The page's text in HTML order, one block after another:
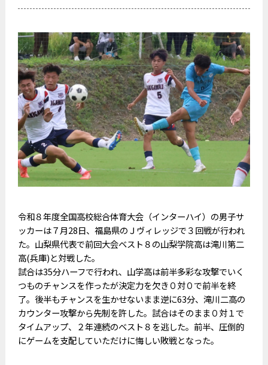
令和８年度全国高校総合体育大会（インターハイ）の男子サ
ッカーは７月28日、福島県のＪヴィレッジで３回戦が行われ
た。山梨県代表で前回大会ベスト８の山梨学院高は滝川第二
高(兵庫)と対戦した。
試合は35分ハーフで行われ、山学高は前半多彩な攻撃でいく
つものチャンスを作ったが決定力を欠き０対０で前半を終
了。後半もチャンスを生かせないまま逆に63分、滝川二高の
カウンター攻撃から先制を許した。試合はそのまま０対１で
タイムアップ、２年連続のベスト８を逃した。前半、圧倒的
にゲームを支配していただけに悔しい敗戦となった。